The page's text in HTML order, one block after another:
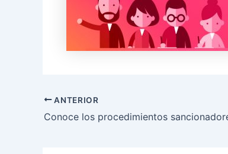
ANTERIOR
Conoce los procedimientos